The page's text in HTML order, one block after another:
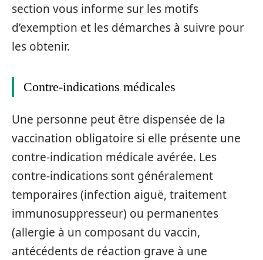
section vous informe sur les motifs
d’exemption et les démarches à suivre pour
les obtenir.
Contre-indications médicales
Une personne peut être dispensée de la
vaccination obligatoire si elle présente une
contre-indication médicale avérée. Les
contre-indications sont généralement
temporaires (infection aiguë, traitement
immunosuppresseur) ou permanentes
(allergie à un composant du vaccin,
antécédents de réaction grave à une